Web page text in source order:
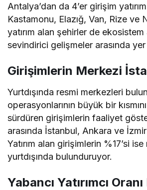
Antalya’dan da 4’er girişim
Kastamonu, Elazığ, Van, Rize ve
yatırım alan şehirler de ekosistem
sevindirici gelişmeler arasında yer
Girişimlerin Merkezi
Yurtdışında resmi merkezleri
operasyonlarının büyük bir
sürdüren girişimlerin faaliyet
arasında İstanbul, Ankara ve İzmir
Yatırım alan girişimlerin %17’si
yurtdışında bulunduruyor.
Yabancı Yatırımcı